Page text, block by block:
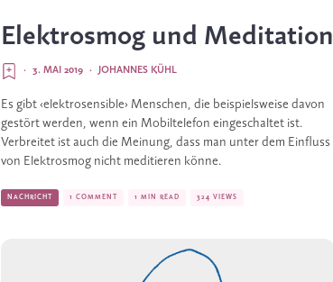
Elektrosmog und Meditation
JOHANNES KÜHL
·
3. MAI 2019
·
Es gibt ‹elektrosensible› Menschen, die beispielsweise davon
gestört werden, wenn ein Mobiltelefon eingeschaltet ist.
Verbreitet ist auch die Meinung, dass man unter dem Einfluss
von Elektrosmog nicht meditieren könne.
NACHRICHT 1 COMMENT 1 MIN READ 324 VIEWS